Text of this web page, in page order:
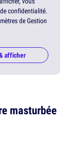
confidentialité.
de Gestion
afficher
masturbée